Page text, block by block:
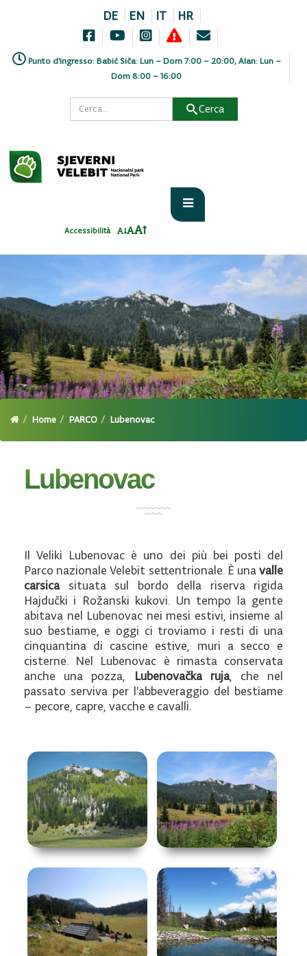
DE EN IT HR
Punto d'ingresso: Babić Siča: Lun – Dom 7:00 – 20:00, Alan: Lun –
Dom 8:00 – 16:00
Cerca
Accessibilità
Home PARCO Lubenovac
Lubenovac
Il Veliki Lubenovac è uno dei più bei posti del
Parco nazionale Velebit settentrionale. È unavalle
carsicasituata sul bordo della riserva rigida
Hajdučki i Rožanski kukovi. Un tempo la gente
abitava nel Lubenovac nei mesi estivi, insieme al
suo bestiame, e oggi ci troviamo i resti di una
cinquantina di cascine estive, muri a secco e
cisterne. Nel Lubenovac è rimasta conservata
anche una pozza,
Lubenovačka ruja, che nel
passato serviva per l'abbeveraggio del bestiame
– pecore, capre, vacche e cavalli.